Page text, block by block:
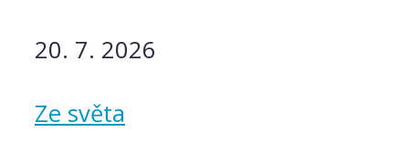
20. 7. 2026
Ze světa